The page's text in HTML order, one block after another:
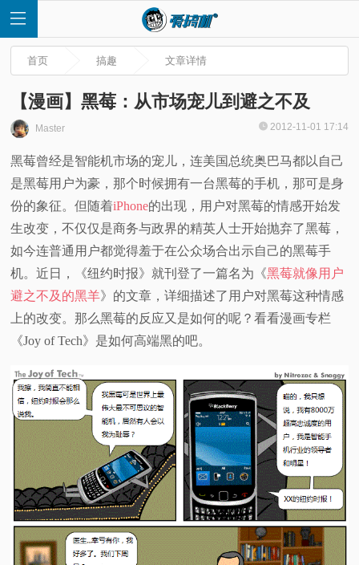
页
快
讯
评
测
视
频
科
普
体
首页 搞趣 文章详情
【漫画】黑莓：从市场宠儿到避之不及
Master 2012-11-01 17:14
黑莓曾经是智能机市场的宠儿，连美国总统奥巴马都以自己
是黑莓用户为豪，那个时候拥有一台黑莓的手机，那可是身
份的象征。但随着iPhone的出现，用户对黑莓的情感开始发
生改变，不仅仅是商务与政界的精英人士开始抛弃了黑莓，
如今连普通用户都觉得羞于在公众场合出示自己的黑莓手
机。近日，《纽约时报》就刊登了一篇名为《黑莓就像用户
避之不及的黑羊》的文章，详细描述了用户对黑莓这种情感
上的改变。那么黑莓的反应又是如何的呢？看看漫画专栏
《Joy of Tech》是如何高端黑的吧。